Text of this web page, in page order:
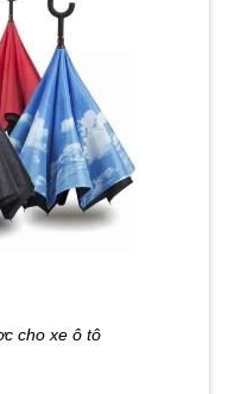
cho xe ô tô